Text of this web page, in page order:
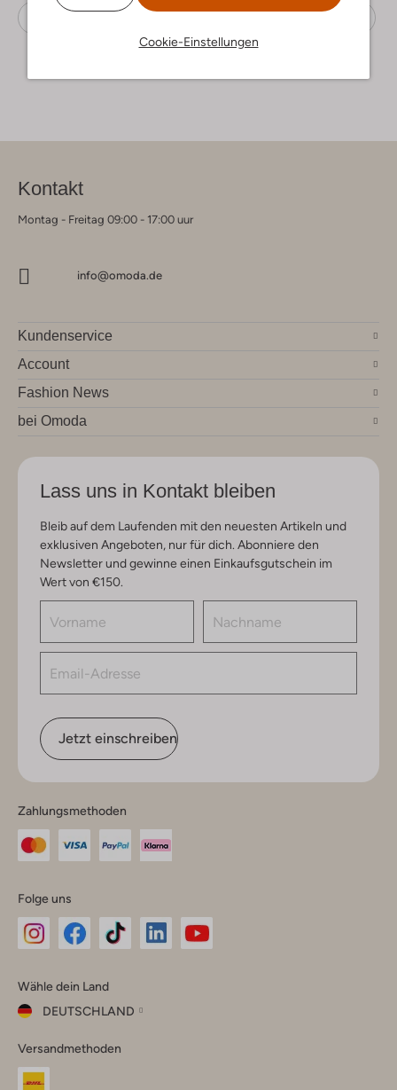
Cookie-Einstellungen
Kontakt
Montag - Freitag 09:00 - 17:00 uur
info@omoda.de
Kundenservice
Account
Fashion News
bei Omoda
Lass uns in Kontakt bleiben
Bleib auf dem Laufenden mit den neuesten Artikeln und
exklusiven Angeboten, nur für dich. Abonniere den
Newsletter und gewinne einen Einkaufsgutschein im
Wert von €150.
Jetzt einschreiben
Zahlungsmethoden
Folge uns
Instagram
Facebook
TikTok
Wähle dein Land
DEUTSCHLAND
dein
Land
Versandmethoden